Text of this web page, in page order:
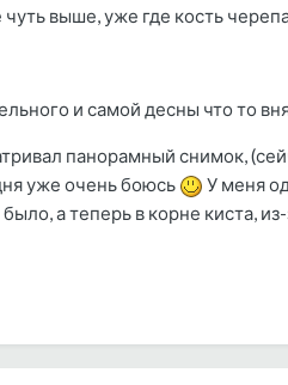
выше, уже где кость
и самой десны что то
панорамный снимок,
уже очень боюсь
У меня
а теперь в корне киста,